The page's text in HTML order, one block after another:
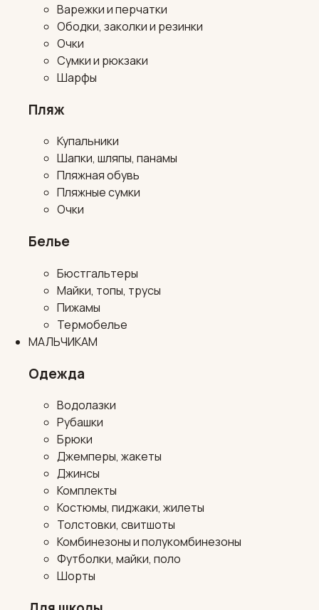
Варежки и перчатки
Ободки, заколки и резинки
Очки
Сумки и рюкзаки
Шарфы
Пляж
Купальники
Шапки, шляпы, панамы
Пляжная обувь
Пляжные сумки
Очки
Белье
Бюстгальтеры
Майки, топы, трусы
Пижамы
Термобелье
МАЛЬЧИКАМ
Одежда
Водолазки
Рубашки
Брюки
Джемперы, жакеты
Джинсы
Комплекты
Костюмы, пиджаки, жилеты
Толстовки, свитшоты
Комбинезоны и полукомбинезоны
Футболки, майки, поло
Шорты